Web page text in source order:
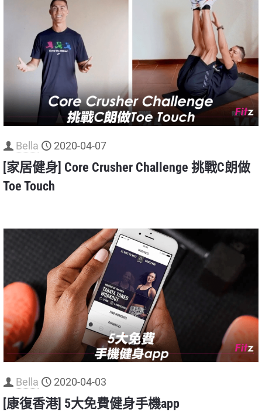
Bella 2020-04-07
[家居健身] Core Crusher Challenge 挑戰C朗做
Toe Touch
Bella 2020-04-03
[康復香港] 5大免費健身手機app